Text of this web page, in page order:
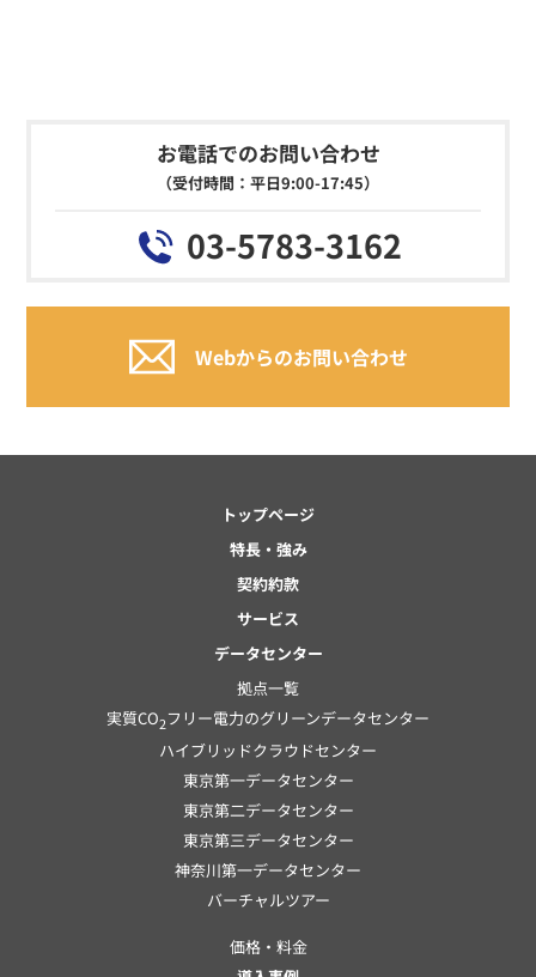
お電話でのお問い合わせ
（受付時間：平日9:00-17:45）
03-5783-3162
Webからのお問い合わせ
トップページ
特長・強み
契約約款
サービス
データセンター
拠点一覧
実質CO2フリー電力のグリーンデータセンター
ハイブリッドクラウドセンター
東京第一データセンター
東京第二データセンター
東京第三データセンター
神奈川第一データセンター
バーチャルツアー
価格・料金